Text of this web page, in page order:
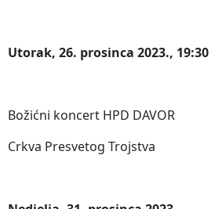
Utorak, 26. prosinca 2023., 19:30
Božićni koncert HPD DAVOR
Crkva Presvetog Trojstva